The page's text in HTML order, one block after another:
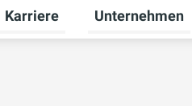
umschalten
Untermenü für
Karriere
Untermenü für
Unternehmen